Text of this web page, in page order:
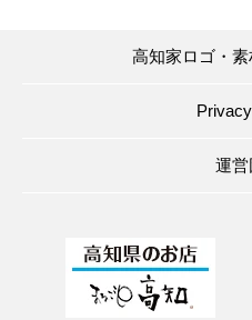
高知家ロゴ・
運